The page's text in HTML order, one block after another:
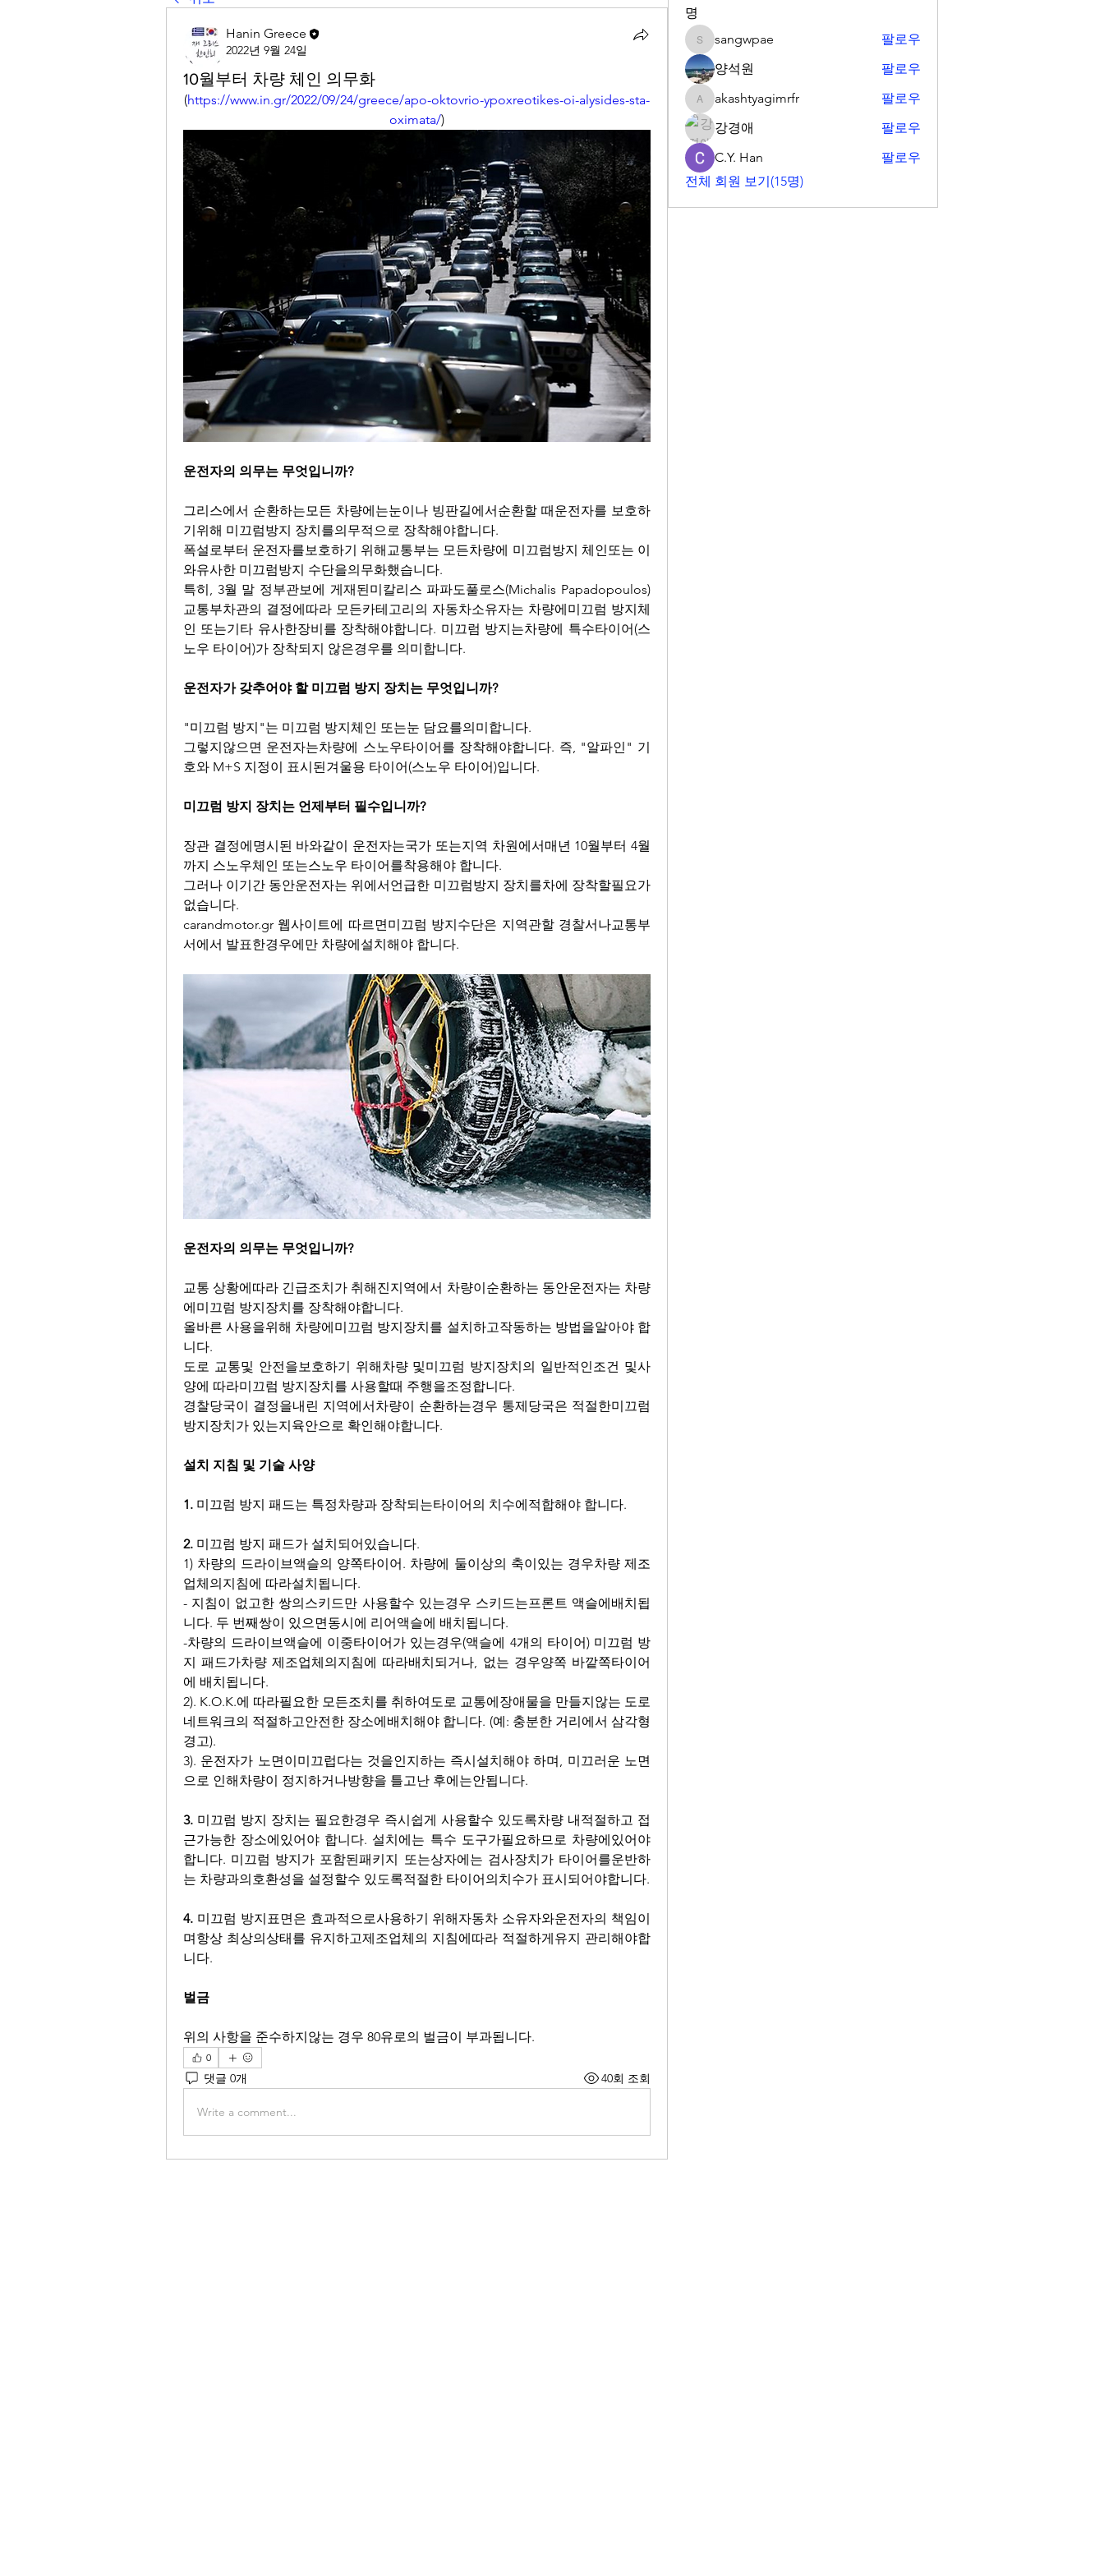
Hanin Greece
2022년 9월 24일
10월부터 차량 체인 의무화
(https://www.in.gr/2022/09/24/greece/apo-oktovrio-ypoxreotikes-oi-alysides-sta-
oximata/)
운전자의 의무는 무엇입니까?
그리스에서 순환하는모든 차량에는눈이나 빙판길에서순환할 때운전자를 보호하
기위해 미끄럼방지 장치를의무적으로 장착해야합니다.
폭설로부터 운전자를보호하기 위해교통부는 모든차량에 미끄럼방지 체인또는 이
와유사한 미끄럼방지 수단을의무화했습니다.
특히, 3월 말 정부관보에 게재된미칼리스 파파도풀로스(Michalis Papadopoulos)
교통부차관의 결정에따라 모든카테고리의 자동차소유자는 차량에미끄럼 방지체
인 또는기타 유사한장비를 장착해야합니다. 미끄럼 방지는차량에 특수타이어(스
노우 타이어)가 장착되지 않은경우를 의미합니다.
운전자가 갖추어야 할 미끄럼 방지 장치는 무엇입니까?
"미끄럼 방지"는 미끄럼 방지체인 또는눈 담요를의미합니다.
그렇지않으면 운전자는차량에 스노우타이어를 장착해야합니다. 즉, "알파인" 기
호와 M+S 지정이 표시된겨울용 타이어(스노우 타이어)입니다.
미끄럼 방지 장치는 언제부터 필수입니까?
장관 결정에명시된 바와같이 운전자는국가 또는지역 차원에서매년 10월부터 4월
까지 스노우체인 또는스노우 타이어를착용해야 합니다.
그러나 이기간 동안운전자는 위에서언급한 미끄럼방지 장치를차에 장착할필요가
없습니다.
carandmotor.gr 웹사이트에 따르면미끄럼 방지수단은 지역관할 경찰서나교통부
서에서 발표한경우에만 차량에설치해야 합니다.
운전자의 의무는 무엇입니까?
교통 상황에따라 긴급조치가 취해진지역에서 차량이순환하는 동안운전자는 차량
에미끄럼 방지장치를 장착해야합니다.
올바른 사용을위해 차량에미끄럼 방지장치를 설치하고작동하는 방법을알아야 합
니다.
도로 교통및 안전을보호하기 위해차량 및미끄럼 방지장치의 일반적인조건 및사
양에 따라미끄럼 방지장치를 사용할때 주행을조정합니다.
경찰당국이 결정을내린 지역에서차량이 순환하는경우 통제당국은 적절한미끄럼
방지장치가 있는지육안으로 확인해야합니다.
설치 지침 및 기술 사양
1. 미끄럼 방지 패드는 특정차량과 장착되는타이어의 치수에적합해야 합니다.
2. 미끄럼 방지 패드가 설치되어있습니다.
1) 차량의 드라이브액슬의 양쪽타이어. 차량에 둘이상의 축이있는 경우차량 제조
업체의지침에 따라설치됩니다.
- 지침이 없고한 쌍의스키드만 사용할수 있는경우 스키드는프론트 액슬에배치됩
니다. 두 번째쌍이 있으면동시에 리어액슬에 배치됩니다.
-차량의 드라이브액슬에 이중타이어가 있는경우(액슬에 4개의 타이어) 미끄럼 방
지 패드가차량 제조업체의지침에 따라배치되거나, 없는 경우양쪽 바깥쪽타이어
에 배치됩니다.
2). K.O.K.에 따라필요한 모든조치를 취하여도로 교통에장애물을 만들지않는 도로
네트워크의 적절하고안전한 장소에배치해야 합니다. (예: 충분한 거리에서 삼각형
경고).
3). 운전자가 노면이미끄럽다는 것을인지하는 즉시설치해야 하며, 미끄러운 노면
으로 인해차량이 정지하거나방향을 틀고난 후에는안됩니다.
3. 미끄럼 방지 장치는 필요한경우 즉시쉽게 사용할수 있도록차량 내적절하고 접
근가능한 장소에있어야 합니다. 설치에는 특수 도구가필요하므로 차량에있어야
합니다. 미끄럼 방지가 포함된패키지 또는상자에는 검사장치가 타이어를운반하
는 차량과의호환성을 설정할수 있도록적절한 타이어의치수가 표시되어야합니다.
4. 미끄럼 방지표면은 효과적으로사용하기 위해자동차 소유자와운전자의 책임이
며항상 최상의상태를 유지하고제조업체의 지침에따라 적절하게유지 관리해야합
니다.
벌금
위의 사항을 준수하지않는 경우 80유로의 벌금이 부과됩니다.
0
댓글 0개 40회 조회
Write a comment...
명
sangwpae
sangwpae
팔로우
양석원
팔로우
akashtyagimrfr
akashtyagimrfr
팔로우
강경애
팔로우
C.Y. Han
팔로우
전체 회원 보기(15명)